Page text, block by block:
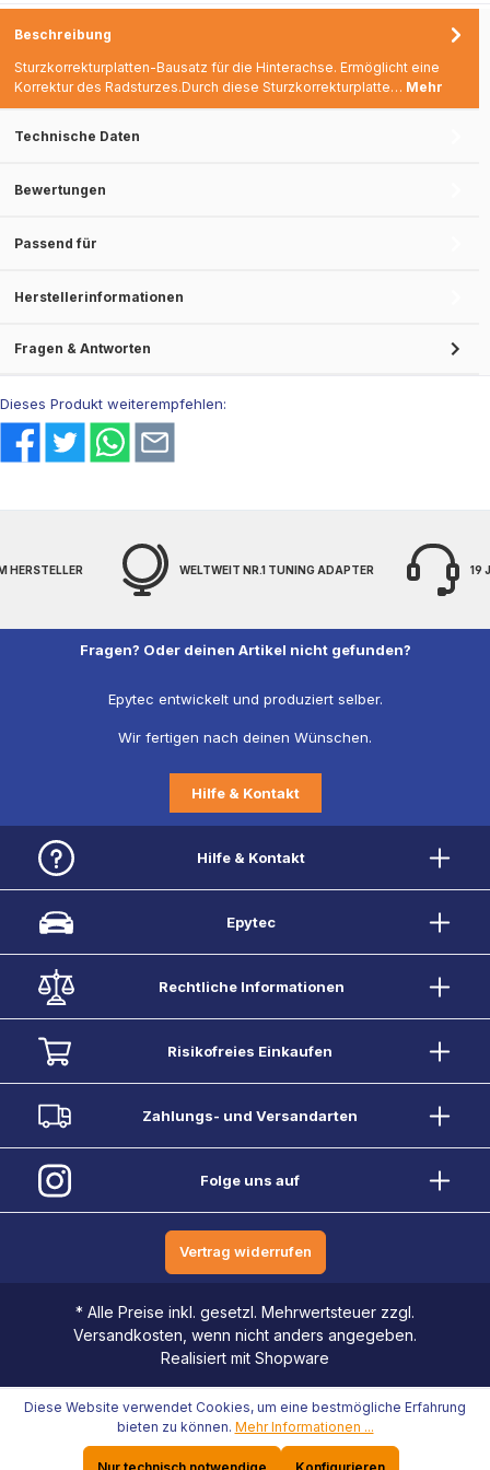
Beschreibung
Sturzkorrekturplatten-Bausatz für die Hinterachse. Ermöglicht eine
Korrektur des Radsturzes.Durch diese Sturzkorrekturplatte… Mehr
Technische Daten
Bewertungen
Passend für
Herstellerinformationen
Fragen & Antworten
Dieses Produkt weiterempfehlen:
TUNING ADAPTER 19 JAHRE EXPERTENWISSEN
Fragen? Oder deinen Artikel nicht gefunden?
Epytec entwickelt und produziert selber.
Wir fertigen nach deinen Wünschen.
Hilfe & Kontakt
Hilfe & Kontakt
Epytec
Rechtliche Informationen
Risikofreies Einkaufen
Zahlungs- und Versandarten
Folge uns auf
Vertrag widerrufen
* Alle Preise inkl. gesetzl. Mehrwertsteuer zzgl.
Versandkosten, wenn nicht anders angegeben.
Realisiert mit Shopware
Diese Website verwendet Cookies, um eine bestmögliche Erfahrung
bieten zu können. Mehr Informationen ...